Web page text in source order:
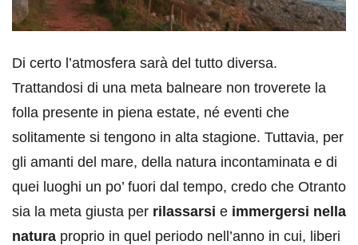
Di certo l’atmosfera sarà del tutto diversa.
Trattandosi di una meta balneare non troverete la
folla presente in piena estate, né eventi che
solitamente si tengono in alta stagione. Tuttavia, per
gli amanti del mare, della natura incontaminata e di
quei luoghi un po’ fuori dal tempo, credo che Otranto
sia la meta giusta per rilassarsi e immergersi nella
natura proprio in quel periodo nell’anno in cui, liberi